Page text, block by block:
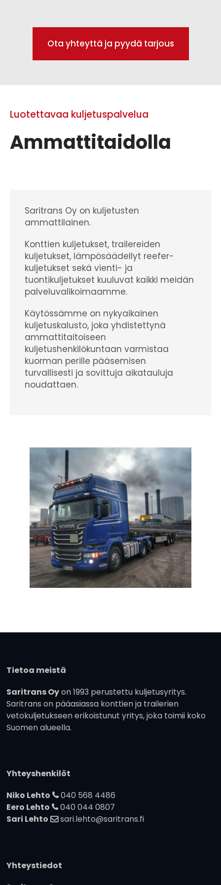
Ota yhteyttä ja pyydä tarjous
Luotettavaa kuljetuspalvelua
Ammattitaidolla
Saritrans Oy on kuljetusten
ammattilainen.
Konttien kuljetukset, trailereiden
kuljetukset, lämpösäädellyt reefer-
kuljetukset sekä vienti- ja
tuontikuljetukset kuuluvat kaikki meidän
palveluvalikoimaamme.
Käytössämme on nykyaikainen
kuljetuskalusto, joka yhdistettynä
ammattitaitoiseen
kuljetushenkilökuntaan varmistaa
kuorman perille pääsemisen
turvallisesti ja sovittuja aikatauluja
noudattaen.
Tietoa meistä
Saritrans Oyon 1993 perustettu kuljetusyritys.
Saritrans on pääasiassa konttien ja trailerien
vetokuljetukseen erikoistunut yritys, joka toimii koko
Suomen alueella.
Yhteyshenkilöt
Niko Lehto
040 568 4486
Eero Lehto
040 044 0807
Sari Lehto
sari.lehto@saritrans.fi
Yhteystiedot